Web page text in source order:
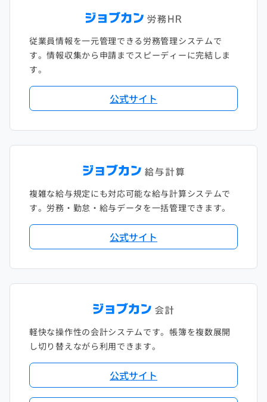
従業員情報を一元管理できる労務管理システムで
す。情報収集から申請までスピーディーに完結しま
す。
公式サイト
複雑な給与規定にも対応可能な給与計算システムで
す。労務・勤怠・給与データを一括管理できます。
公式サイト
軽快な操作性の会計システムです。帳簿を複数展開
し切り替えながら利用できます。
公式サイト